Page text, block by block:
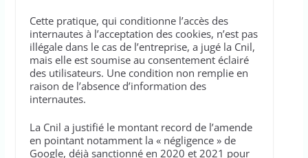
Cette pratique, qui conditionne l’accès des
internautes à l’acceptation des cookies, n’est pas
illégale dans le cas de l’entreprise, a jugé la Cnil,
mais elle est soumise au consentement éclairé
des utilisateurs. Une condition non remplie en
raison de l’absence d’information des
internautes.
La Cnil a justifié le montant record de l’amende
en pointant notamment la « négligence » de
Google, déjà sanctionné en 2020 et 2021 pour